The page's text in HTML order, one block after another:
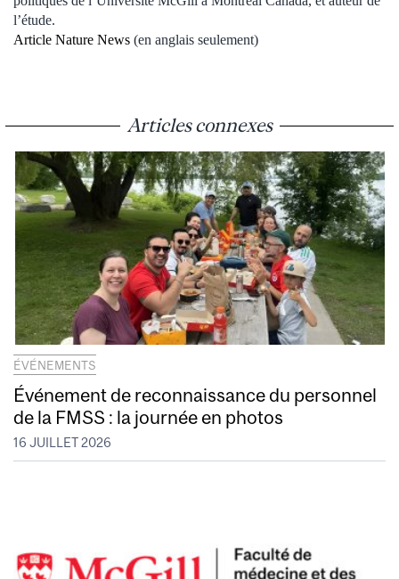
l’étude.
Article Nature News (en anglais seulement)
Articles connexes
ÉVÉNEMENTS
Événement de reconnaissance du personnel
de la FMSS : la journée en photos
16 JUILLET 2026